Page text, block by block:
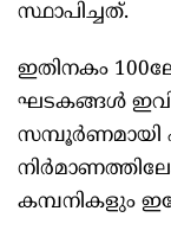
സ്ഥാപിച്ചത്.
ഇതിനകം
ഘടകങ്ങൾ
സമ്പൂർണമായി
കമ്പനികളും